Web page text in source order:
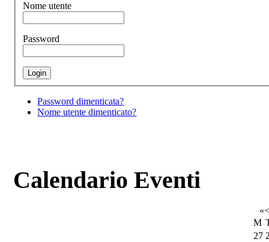
Nome utente
Password
Password dimenticata?
Nome utente dimenticato?
Calendario Eventi
«<
M
27